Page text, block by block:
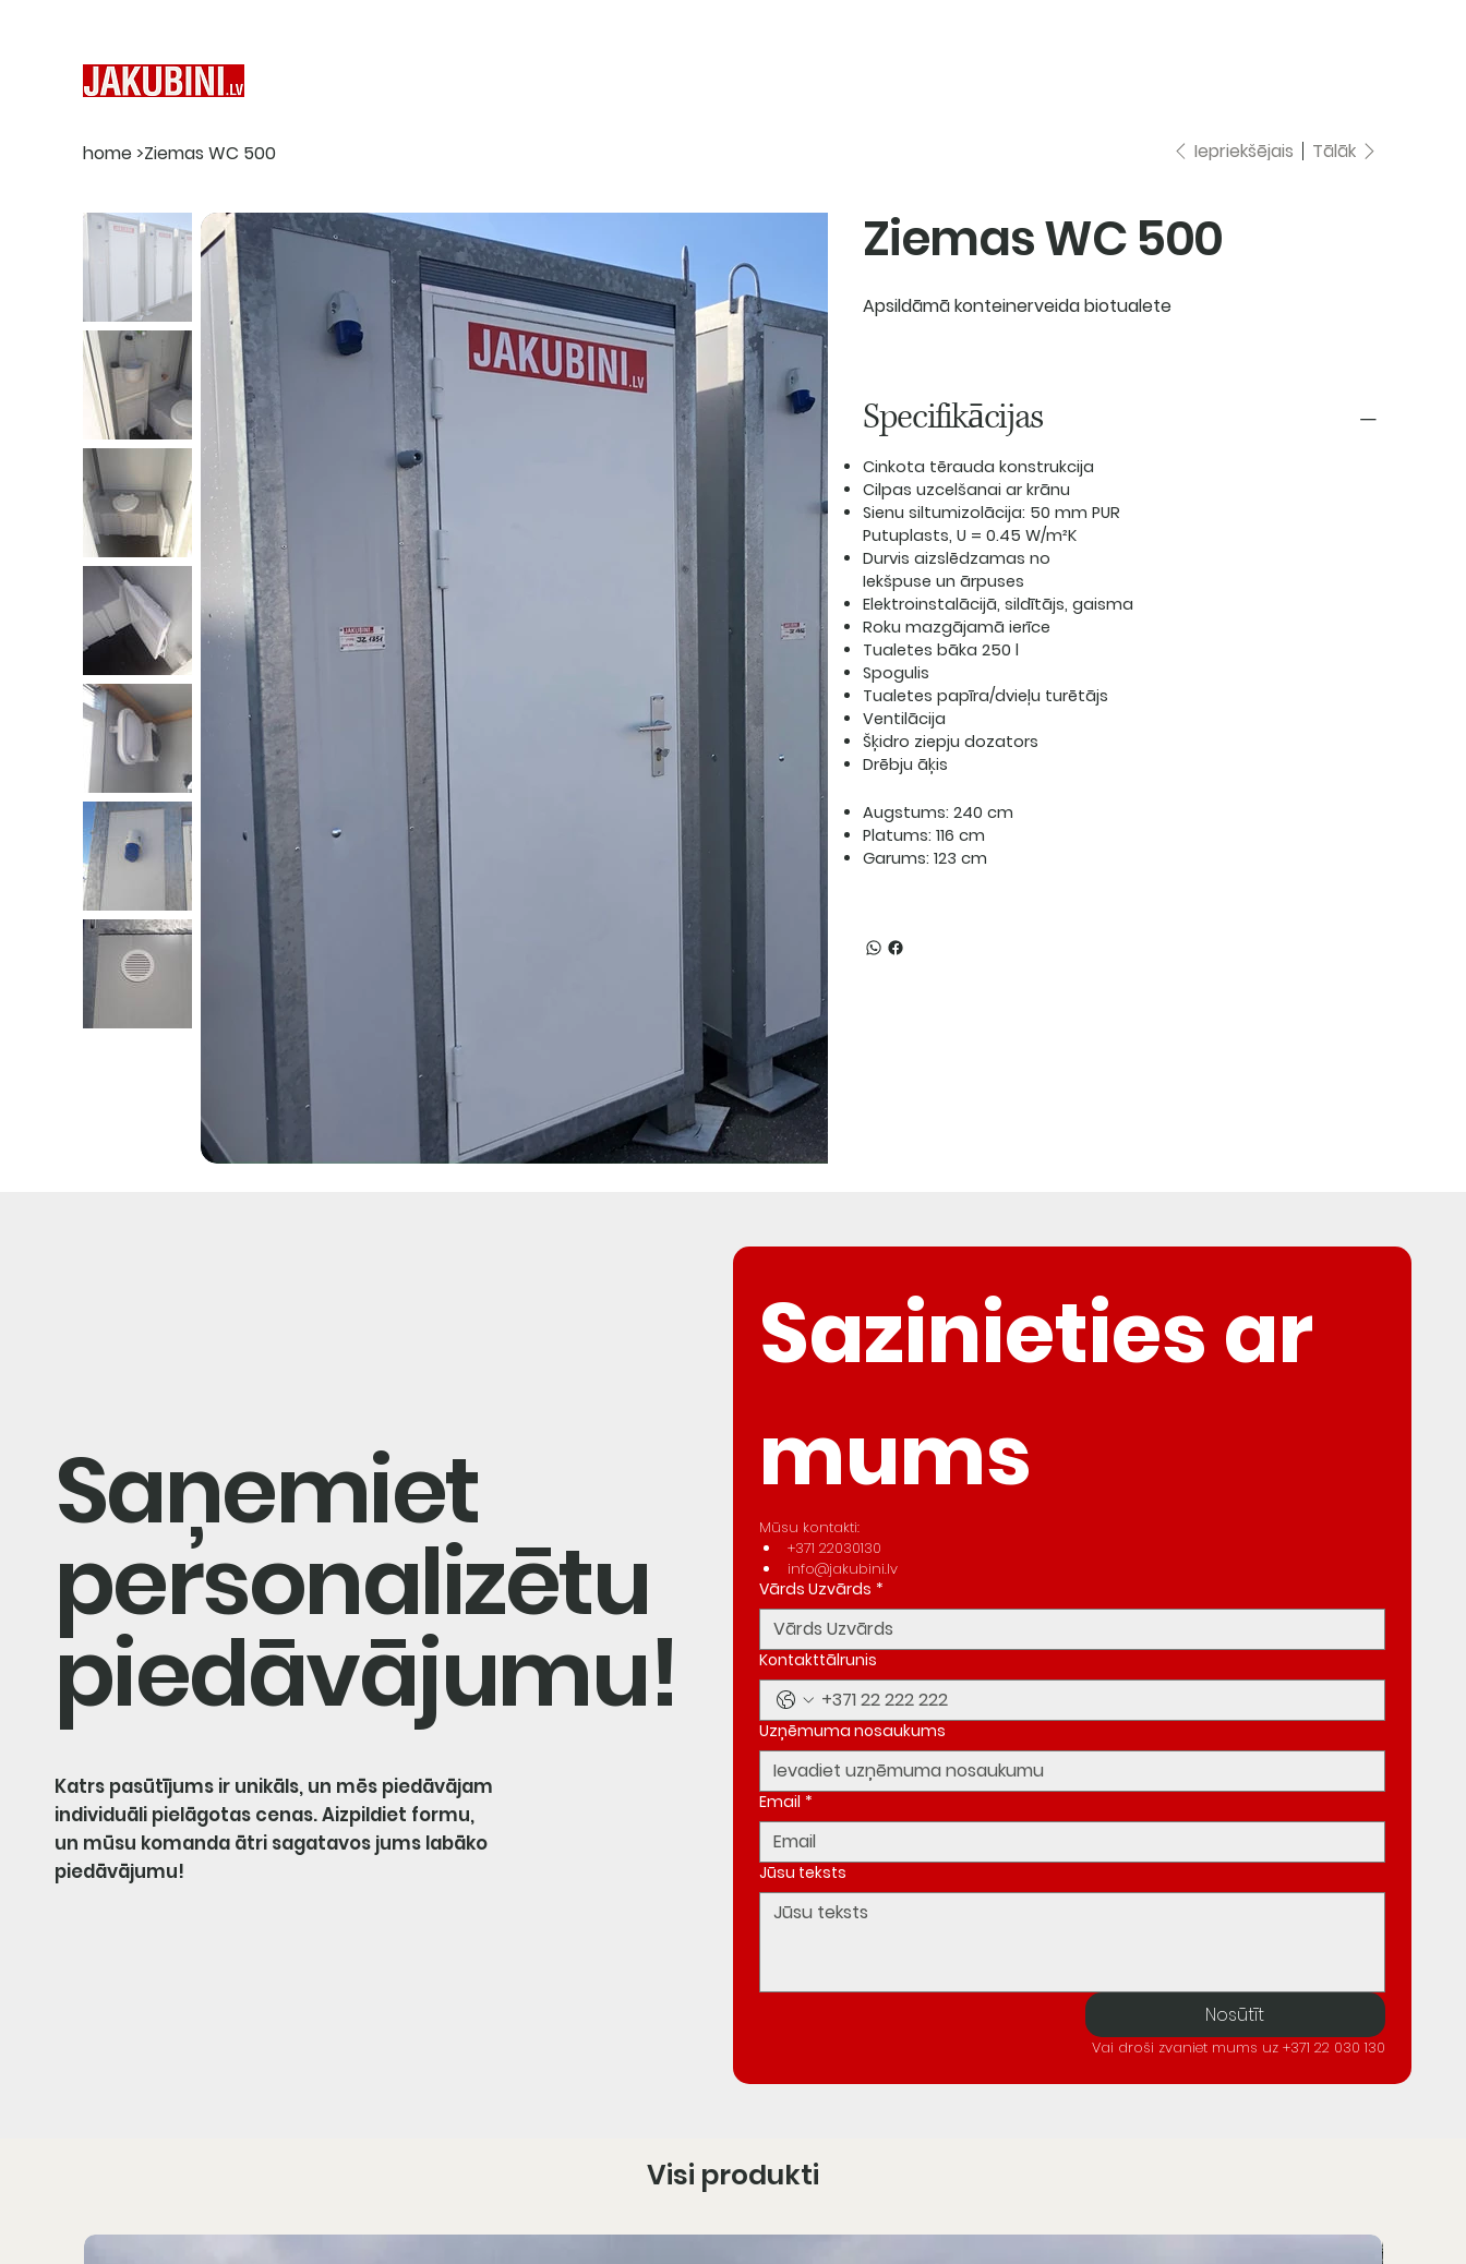
home >Ziemas WC 500 Iepriekšējais Tālāk
Ziemas WC 500
Apsildāmā konteinerveida biotualete
Specifikācijas
Cinkota tērauda konstrukcija
Cilpas uzcelšanai ar krānu
Sienu siltumizolācija: 50 mm PUR
Putuplasts, U = 0.45 W/m²K
Durvis aizslēdzamas no
Iekšpuse un ārpuses
Elektroinstalācijā, sildītājs, gaisma
Roku mazgājamā ierīce
Tualetes bāka 250 l
Spogulis
Tualetes papīra/dvieļu turētājs
Ventilācija
Šķidro ziepju dozators
Drēbju āķis
Augstums: 240 cm
Platums: 116 cm
Garums: 123 cm
Saņemiet
personalizētu
piedāvājumu!
Katrs pasūtījums ir unikāls, un mēs piedāvājam
individuāli pielāgotas cenas. Aizpildiet formu,
un mūsu komanda ātri sagatavos jums labāko
piedāvājumu!
Sazinieties ar
mums
Mūsu kontakti:
+371 22030130
info@jakubini.lv
Vārds Uzvārds *
Kontakttālrunis
Uzņēmuma nosaukums
Email *
Jūsu teksts
Nosūtīt
Vai droši zvaniet mums uz +371 22 030 130
Visi produkti